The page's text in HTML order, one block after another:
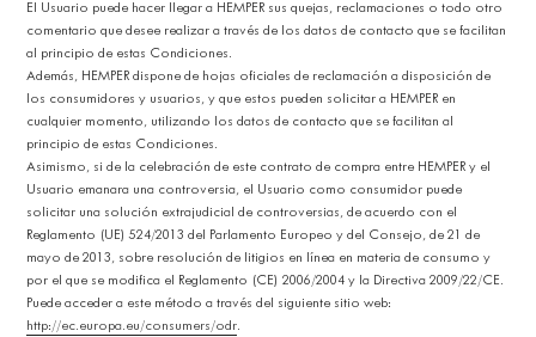
El Usuario puede hacer llegar a HEMPER sus quejas, reclamaciones o todo otro
comentario que desee realizar a través de los datos de contacto que se facilitan
al principio de estas Condiciones.
Además, HEMPER dispone de hojas oficiales de reclamación a disposición de
los consumidores y usuarios, y que estos pueden solicitar a HEMPER en
cualquier momento, utilizando los datos de contacto que se facilitan al
principio de estas Condiciones.
Asimismo, si de la celebración de este contrato de compra entre HEMPER y el
Usuario emanara una controversia, el Usuario como consumidor puede
solicitar una solución extrajudicial de controversias, de acuerdo con el
Reglamento (UE) 524/2013 del Parlamento Europeo y del Consejo, de 21 de
mayo de 2013, sobre resolución de litigios en línea en materia de consumo y
por el que se modifica el Reglamento (CE) 2006/2004 y la Directiva 2009/22/CE.
Puede acceder a este método a través del siguiente sitio web:
http://ec.europa.eu/consumers/odr